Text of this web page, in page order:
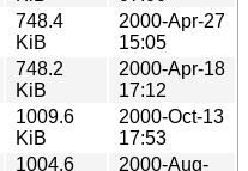
748.4
KiB
2000-Apr-27
15:05
748.2
KiB
2000-Apr-18
17:12
1009.6
KiB
2000-Oct-13
17:53
1004.6
2000-Aug-